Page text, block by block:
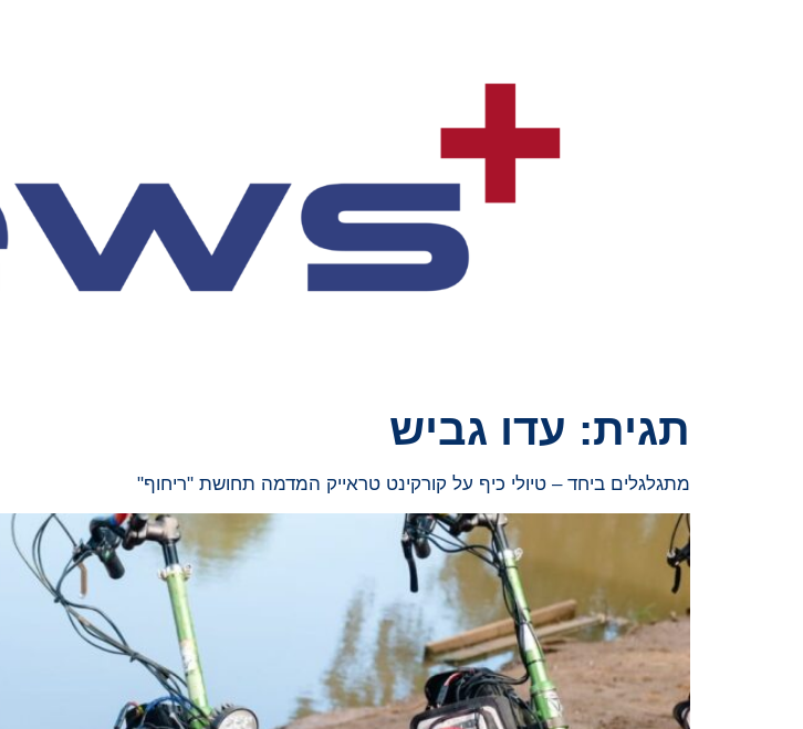
תגית: עדו גביש
מתגלגלים ביחד – טיולי כיף על קורקינט טראייק המדמה תחושת "ריחוף"